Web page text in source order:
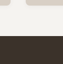
high-